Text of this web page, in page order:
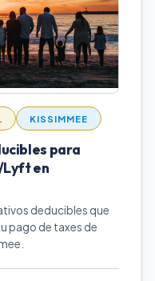
KISSIMMEE
para
Lyft en
deducibles que
pago de taxes de